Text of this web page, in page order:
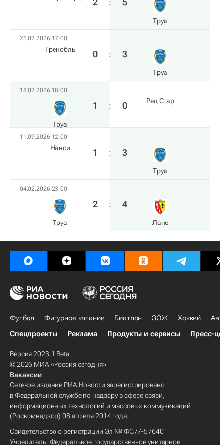
2 : 5
Труа
25.07.2026 17:00
Гренобль 0 : 3
Труа
18.07.2026 18:00
Труа
1 : 0 Ред Стар
11.07.2026 12:00
Нанси 1 : 3
Труа
04.02.2026 23:00
Труа
2 : 4
Ланс
Футбол Фигурное катание Биатлон ЗОЖ Хоккей
Спецпроекты
Реклама Продукты и сервисы Пресс-
Версия 2023.1 Beta
© 2026 МИА «Россия сегодня»
Вакансии
Сетевое издание РИА Новости зарегистрировано
в Федеральной службе по надзору в сфере связи,
информационных технологий и массовых коммуникаций
(Роскомнадзор) 08 апреля 2014 года.
Свидетельство о регистрации Эл № ФС77-57640
Учредитель: Федеральное государственное унитарное